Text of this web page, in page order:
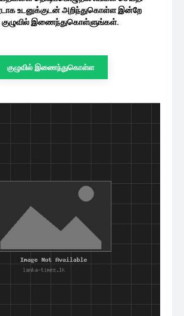
தமன்னா.. ஹாட் ஸ்டில்கள்
10/08/2026
சேவையினூடாக உடனுக்குடன்
குழுவில் இணைந்துகொள்ள